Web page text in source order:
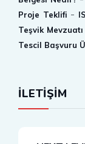
Proje Teklifi -
Teşvik Mevzuatı
Tescil Başvuru
İLETİŞİM